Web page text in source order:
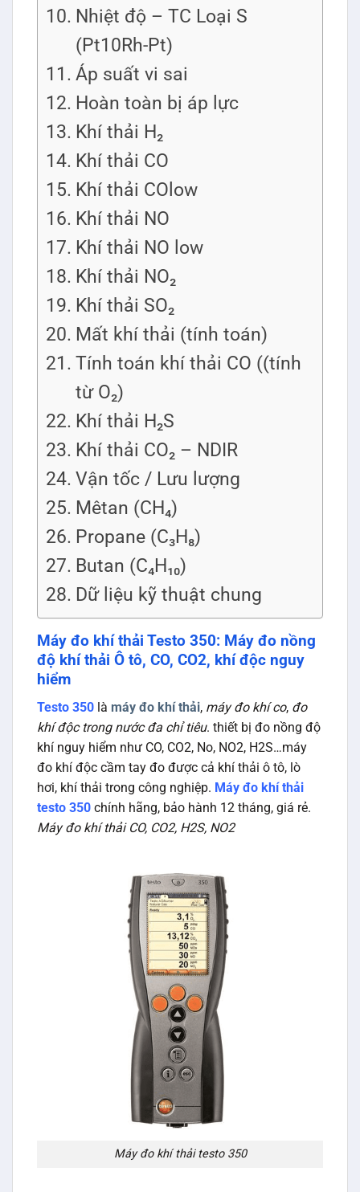
Nhiệt độ – TC Loại S
(Pt10Rh-Pt)
Áp suất vi sai
Hoàn toàn bị áp lực
Khí thải H₂
Khí thải CO
Khí thải COlow
Khí thải NO
Khí thải NO low
Khí thải NO₂
Khí thải SO₂
Mất khí thải (tính toán)
Tính toán khí thải CO ((tính
từ O₂)
Khí thải H₂S
Khí thải CO₂ – NDIR
Vận tốc / Lưu lượng
Mêtan (CH₄)
Propane (C₃H₈)
Butan (C₄H₁₀)
Dữ liệu kỹ thuật chung
Máy đo khí thải Testo 350: Máy đo nồng
độ khí thải Ô tô, CO, CO2, khí độc nguy
hiểm
Testo 350 là máy đo khí thải, máy đo khí co, đo
khí độc trong nước đa chỉ tiêu. thiết bị đo nồng độ
khí nguy hiểm như CO, CO2, No, NO2, H2S…máy
đo khí độc cầm tay đo được cả khí thải ô tô, lò
hơi, khí thải trong công nghiệp. Máy đo khí thải
testo 350 chính hãng, bảo hành 12 tháng, giá rẻ.
Máy đo khí thải CO, CO2, H2S, NO2
Máy đo khí thải testo 350